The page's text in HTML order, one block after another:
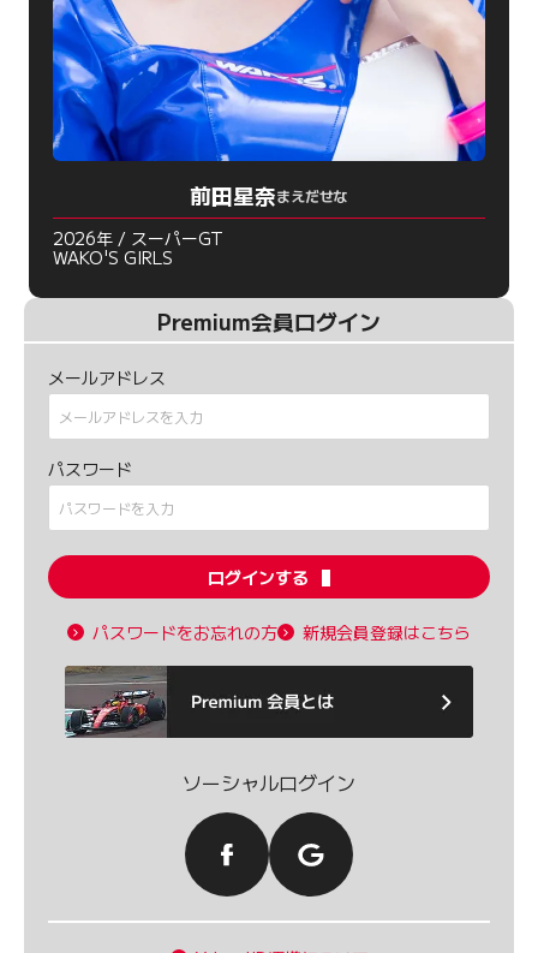
前田星奈まえだせな
2026年 / スーパーGT
WAKO'S GIRLS
Premium会員ログイン
メールアドレス
パスワード
ログインする
パスワードをお忘れの方 新規会員登録はこちら
ソーシャルログイン